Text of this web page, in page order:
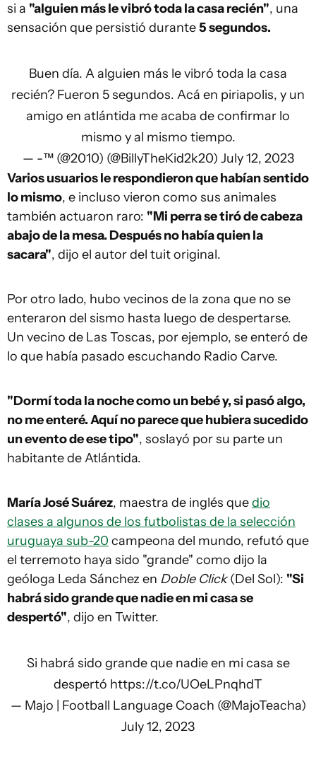
si a "alguien más le vibró toda la casa recién", una
sensación que persistió durante5 segundos.
Buen día. A alguien más le vibró toda la casa
recién? Fueron 5 segundos. Acá en piriapolis, y un
amigo en atlántida me acaba de confirmar lo
mismo y al mismo tiempo.
— -™ (@2010) (@BillyTheKid2k20) July 12, 2023
Varios usuarios le respondieron que habían sentido
lo mismo, e incluso vieron como sus animales
también actuaron raro: "Mi perra se tiró de cabeza
abajo de la mesa. Después no había quien la
sacara", dijo el autor del tuit original.
Por otro lado, hubo vecinos de la zona que no se
enteraron del sismo hasta luego de despertarse.
Un vecino de Las Toscas, por ejemplo, se enteró de
lo que había pasado escuchando Radio Carve.
"Dormí toda la noche como un bebé y, si pasó algo,
no me enteré. Aquí no parece que hubiera sucedido
un evento de ese tipo", soslayó por su parte un
habitante de Atlántida.
María José Suárez, maestra de inglés quedio
clases a algunos de los futbolistas de la selección
uruguaya sub-20 campeona del mundo, refutó que
el terremoto haya sido "grande" como dijo la
geóloga Leda Sánchez en Doble Click(Del Sol): "Si
habrá sido grande que nadie en mi casa se
despertó", dijo en Twitter.
Si habrá sido grande que nadie en mi casa se
despertó https://t.co/UOeLPnqhdT
— Majo | Football Language Coach (@MajoTeacha)
July 12, 2023